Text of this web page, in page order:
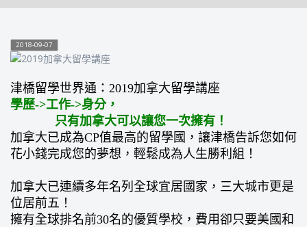
2018-09-07
津橋留學世界通：2019加拿大留學講座
學歷->工作->身分，
只有加拿大可以讓您一次擁有！
加拿大已成為CP值最高的留學國，讓津橋告訴您如何
花小錢完成您的夢想，輕鬆成為人生勝利組！
加拿大已連續多年名列全球宜居國家，三大城市更是
位居前五！
擁有全球排名前30名的優質學校，費用卻只要美國和